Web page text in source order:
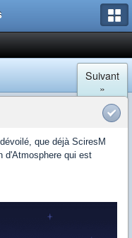
Suivant
»
que déjà SciresM
d'Atmosphere qui est